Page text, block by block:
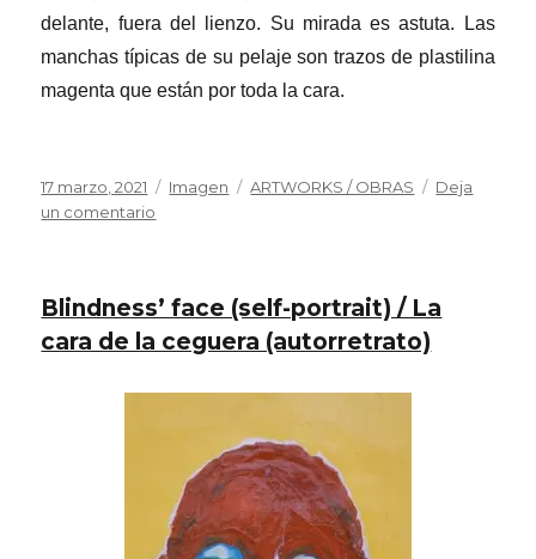
delante, fuera del lienzo. Su mirada es astuta. Las
manchas típicas de su pelaje son trazos de plastilina
magenta que están por toda la cara.
Publicado
el
17 marzo, 2021 Formato
Imagen Categorías
ARTWORKS / OBRAS
Deja
un comentario
/
Astucia
Blindness’ face (self-portrait) / La
cara de la ceguera (autorretrato)